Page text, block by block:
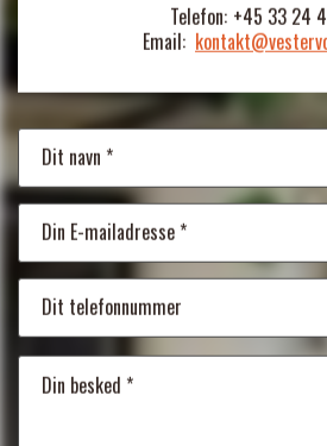
Telefon: +45 33 24
Email: